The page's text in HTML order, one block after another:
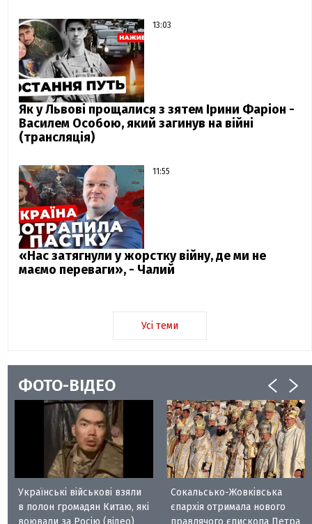
13:03
Як у Львові прощалися з зятем Ірини Фаріон -
Василем Особою, який загинув на війні
(трансляція)
11:55
«Нас затягнули у жорстку війну, де ми не
маємо переваги», - Чалий
Усі теми
ФОТО-ВІДЕО
Українські військові взяли
в полон громадян Китаю, які
воювали за Росію (відео)
Сокальсько-Жовківська
єпархія отримала нового
правлячого єпископа Петра